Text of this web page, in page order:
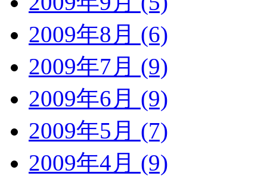
2009年8月 (6)
2009年7月 (9)
2009年6月 (9)
2009年5月 (7)
2009年4月 (9)